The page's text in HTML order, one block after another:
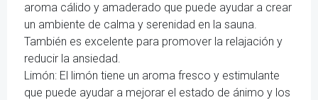
aroma cálido y amaderado que puede ayudar a crear
un ambiente de calma y serenidad en la sauna.
También es excelente para promover la relajación y
reducir la ansiedad.
Limón: El limón tiene un aroma fresco y estimulante
que puede ayudar a mejorar el estado de ánimo y los